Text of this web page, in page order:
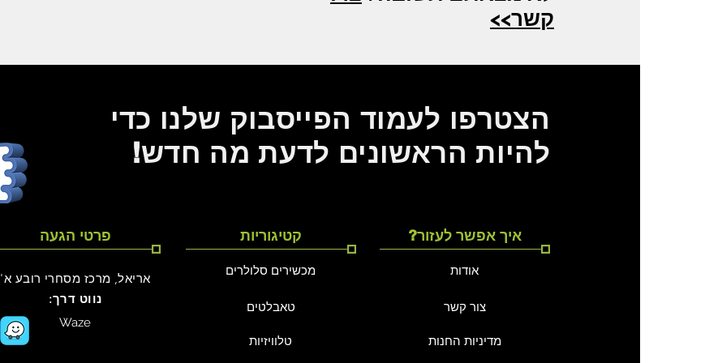
קשר>>
הצטרפו לעמוד הפייסבוק שלנו כדי
להיות הראשונים לדעת מה חדש!
פרטי הגעה
אריאל, מרכז מסחרי רובע א'
נווט דרך:
Waze
קטיגוריות
מכשירים סלולרים
טאבלטים
טלוויזיות
?איך אפשר לעזור
אודות
צור קשר
מדיניות החנות